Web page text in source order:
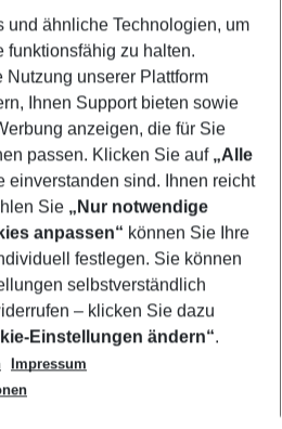
Kinder
anzeigen
und ähnliche Technologien, um
funktionsfähig zu halten.
unserer Plattform
Ihnen Support bieten sowie
anzeigen, die für Sie
passen. Klicken Sie auf „Alle
einverstanden sind. Ihnen reicht
Sie „Nur notwendige
anpassen“ können Sie Ihre
festlegen. Sie können
selbstverständlich
– klicken Sie dazu
Einstellungen ändern“.
Impressum